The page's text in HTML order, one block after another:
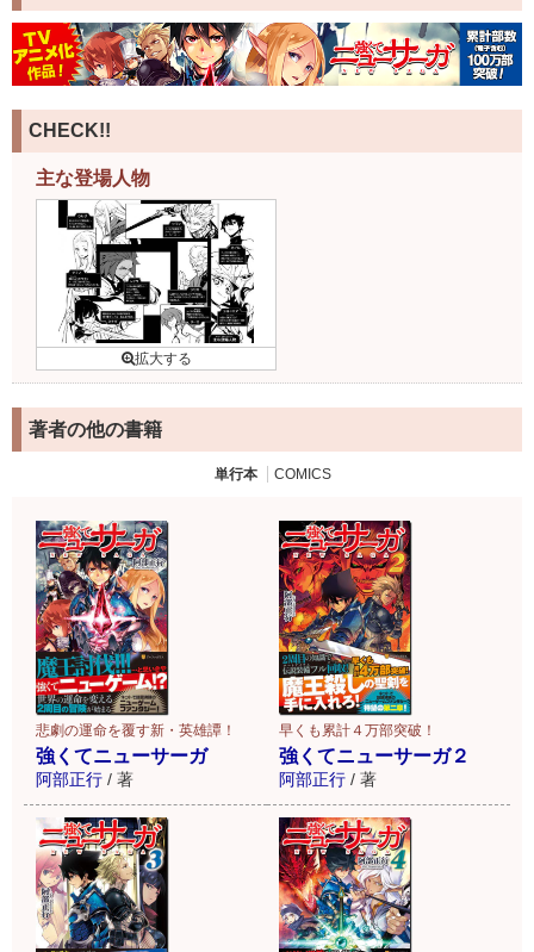
CHECK!!
主な登場人物
著者の他の書籍
単行本 COMICS
悲劇の運命を覆す新・英雄譚！
強くてニューサーガ
阿部正行 / 著
早くも累計４万部突破！
強くてニューサーガ２
阿部正行 / 著